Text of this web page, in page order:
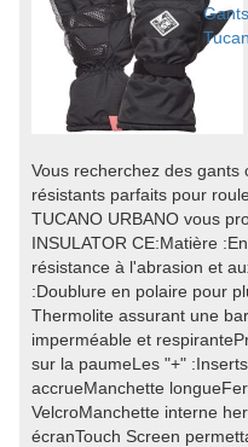
Vous recherchez des
résistants parfaits pour
TUCANO URBANO vous
INSULATOR CE:Matière
résistance à l'abrasion et
:Doublure en polaire pour
Thermolite assurant une
imperméable et
sur la paumeLes "+"
accrueManchette
VelcroManchette interne
écranTouch Screen